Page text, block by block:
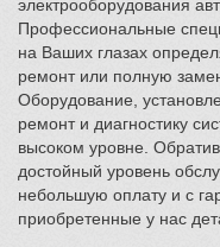
электрооборудования
Профессиональные
на Ваших глазах
ремонт или полную
Оборудование,
ремонт и диагностику
высоком уровне.
достойный уровень
небольшую оплату и с
приобретенные у нас